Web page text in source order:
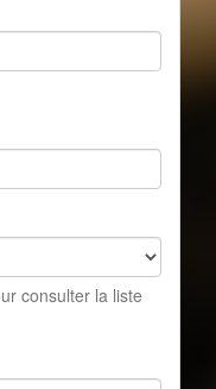
consulter la liste